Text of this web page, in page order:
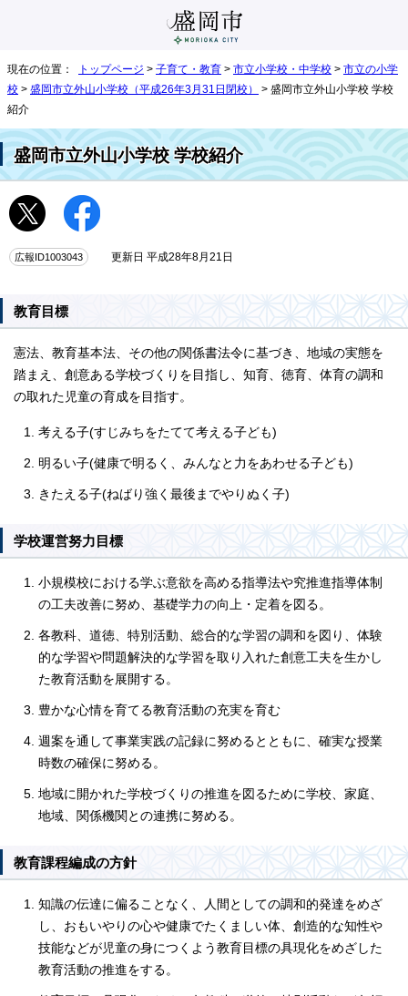
現在の位置： トップページ > 子育て・教育 > 市立小学校・中学校 > 市立の小学
校 > 盛岡市立外山小学校（平成26年3月31日閉校）
> 盛岡市立外山小学校 学校
紹介
盛岡市立外山小学校 学校紹介
広報ID1003043 更新日 平成28年8月21日
教育目標
憲法、教育基本法、その他の関係書法令に基づき、地域の実態を
踏まえ、創意ある学校づくりを目指し、知育、徳育、体育の調和
の取れた児童の育成を目指す。
考える子(すじみちをたてて考える子ども)
明るい子(健康で明るく、みんなと力をあわせる子ども)
きたえる子(ねばり強く最後までやりぬく子)
学校運営努力目標
小規模校における学ぶ意欲を高める指導法や究推進指導体制
の工夫改善に努め、基礎学力の向上・定着を図る。
各教科、道徳、特別活動、総合的な学習の調和を図り、体験
的な学習や問題解決的な学習を取り入れた創意工夫を生かし
た教育活動を展開する。
豊かな心情を育てる教育活動の充実を育む
週案を通して事業実践の記録に努めるとともに、確実な授業
時数の確保に努める。
地域に開かれた学校づくりの推進を図るために学校、家庭、
地域、関係機関との連携に努める。
教育課程編成の方針
知識の伝達に偏ることなく、人間としての調和的発達をめざ
し、おもいやりの心や健康でたくましい体、創造的な知性や
技能などが児童の身につくよう教育目標の具現化をめざした
教育活動の推進をする。